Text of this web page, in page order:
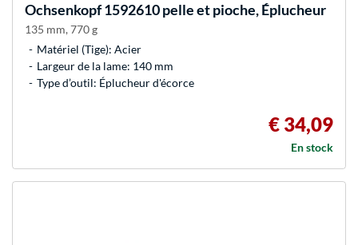
Ochsenkopf1592610 pelle et pioche, Éplucheur
135 mm, 770 g
Matériel (Tige): Acier
Largeur de la lame: 140 mm
Type d’outil: Éplucheur d'écorce
€ 34,09
En stock